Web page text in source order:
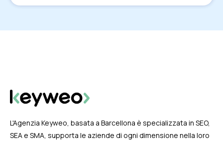
L'Agenzia Keyweo, basata a Barcellona è specializzata in SEO,
SEA e SMA, supporta le aziende di ogni dimensione nella loro